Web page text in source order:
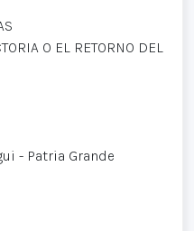
O EL RETORNO DEL
- Patria Grande